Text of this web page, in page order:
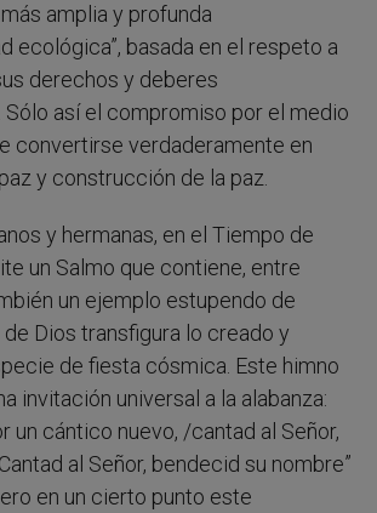
amplia y profunda
ecológica”, basada en el respeto a
derechos y deberes
Sólo así el compromiso por el medio
convertirse verdaderamente en
y construcción de la paz.
y hermanas, en el Tiempo de
un Salmo que contiene, entre
un ejemplo estupendo de
Dios transfigura lo creado y
de fiesta cósmica. Este himno
invitación universal a la alabanza:
un cántico nuevo, /cantad al Señor,
al Señor, bendecid su nombre”
en un cierto punto este